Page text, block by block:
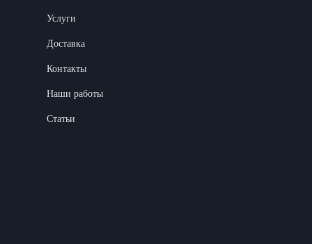
Услуги
Доставка
Контакты
Наши работы
Статьи